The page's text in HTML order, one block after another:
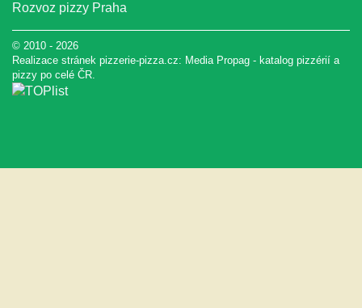
Rozvoz pizzy Praha
© 2010 - 2026
Realizace stránek pizzerie-pizza.cz: Media Propag - katalog pizzérií a
pizzy po celé ČR.